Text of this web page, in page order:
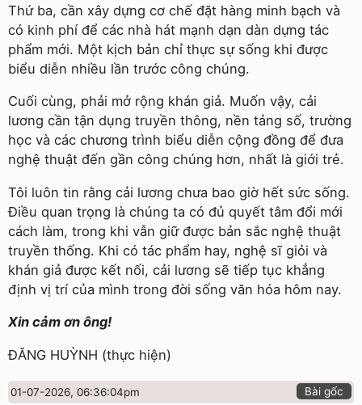
Thứ ba, cần xây dựng cơ chế đặt hàng minh bạch và
có kinh phí để các nhà hát mạnh dạn dàn dựng tác
phẩm mới. Một kịch bản chỉ thực sự sống khi được
biểu diễn nhiều lần trước công chúng.
Cuối cùng, phải mở rộng khán giả. Muốn vậy, cải
lương cần tận dụng truyền thông, nền tảng số, trường
học và các chương trình biểu diễn cộng đồng để đưa
nghệ thuật đến gần công chúng hơn, nhất là giới trẻ.
Tôi luôn tin rằng cải lương chưa bao giờ hết sức sống.
Điều quan trọng là chúng ta có đủ quyết tâm đổi mới
cách làm, trong khi vẫn giữ được bản sắc nghệ thuật
truyền thống. Khi có tác phẩm hay, nghệ sĩ giỏi và
khán giả được kết nối, cải lương sẽ tiếp tục khẳng
định vị trí của mình trong đời sống văn hóa hôm nay.
Xin cảm ơn ông!
ĐĂNG HUỲNH (thực hiện)
01-07-2026, 06:36:04pm Bài gốc